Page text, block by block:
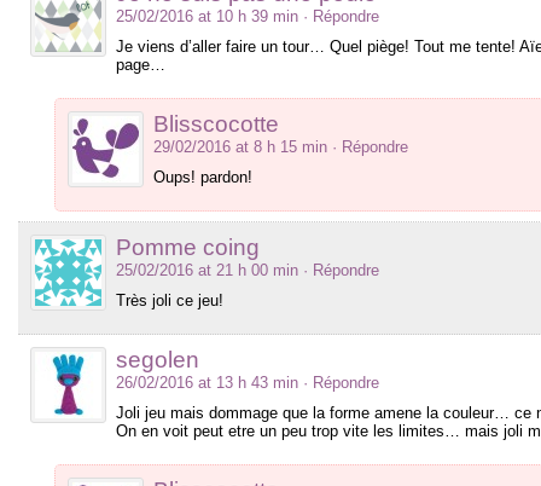
25/02/2016 at 10 h 39 min · Répondre
Je viens d’aller faire un tour… Quel piège! Tout me tente!
page…
Blisscocotte
29/02/2016 at 8 h 15 min · Répondre
Oups! pardon!
Pomme coing
25/02/2016 at 21 h 00 min · Répondre
Très joli ce jeu!
segolen
26/02/2016 at 13 h 43 min · Répondre
Joli jeu mais dommage que la forme amene la couleur…
On en voit peut etre un peu trop vite les limites… mais joli